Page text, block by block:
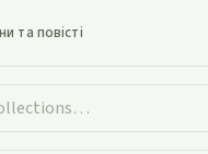
та повісті